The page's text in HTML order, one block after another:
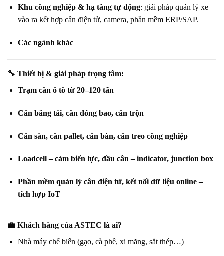
Khu công nghiệp & hạ tầng tự động: giải pháp quản lý xe
vào ra kết hợp cân điện tử, camera, phần mềm ERP/SAP.
Các ngành khác
🔧 Thiết bị & giải pháp trọng tâm:
Trạm cân ô tô từ 20–120 tấn
Cân băng tải, cân đóng bao, cân trộn
Cân sàn, cân pallet, cân bàn, cân treo công nghiệp
Loadcell – cảm biến lực, đầu cân – indicator, junction box
Phần mềm quản lý cân điện tử, kết nối dữ liệu online –
tích hợp IoT
💼 Khách hàng của ASTEC là ai?
Nhà máy chế biến (gạo, cà phê, xi măng, sắt thép…)